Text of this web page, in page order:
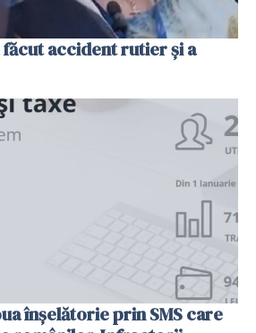
făcut accident rutier și a
înșelătorie prin SMS care